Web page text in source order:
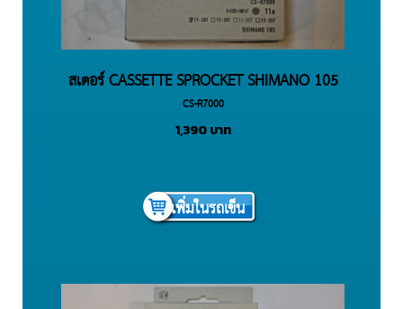
สเตอร์ CASSETTE SPROCKET SHIMANO 105
CS-R7000 11 SPEEDS, 11-28T, 11-30T, 11-
32T, 12-25T
CS-R7000
1,390 บาท
เพิ่มในรถเข็น